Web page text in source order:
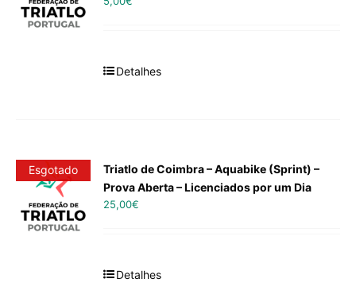
Detalhes
Esgotado
Triatlo de Coimbra – Aquabike (Sprint) –
Prova Aberta – Licenciados por um Dia
25,00€
Detalhes